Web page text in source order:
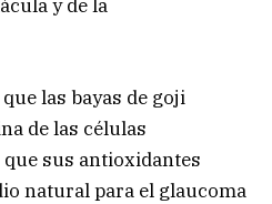
y de la
las bayas de goji
de las células
sus antioxidantes
natural para el glaucoma